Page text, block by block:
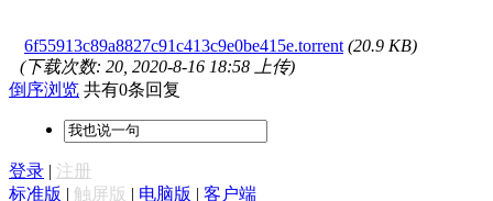
6f55913c89a8827c91c413c9e0be415e.torrent (20.9 KB)
(下载次数: 20, 2020-8-16 18:58 上传)
倒序浏览 共有0条回复
登录 | 注册
标准版 | 触屏版 | 电脑版 | 客户端